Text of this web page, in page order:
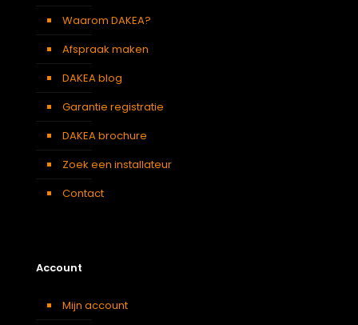
Waarom DAKEA?
Afspraak maken
DAKEA blog
Garantie registratie
DAKEA brochure
Zoek een installateur
Contact
Account
Mijn account